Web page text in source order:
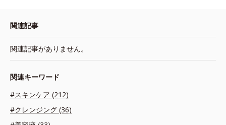
関連記事
関連記事がありません。
関連キーワード
#スキンケア (212)
#クレンジング (36)